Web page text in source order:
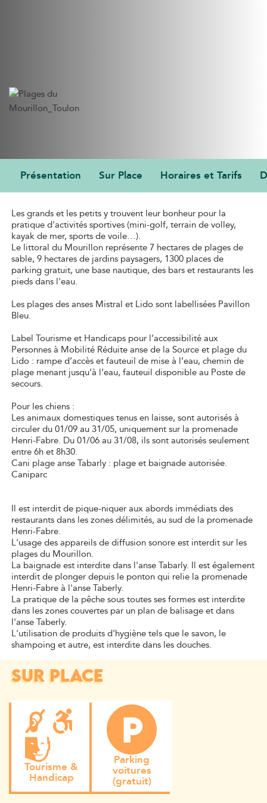
Présentation Sur Place Horaires et Tarifs
Les grands et les petits y trouvent leur bonheur pour la
pratique d'activités sportives (mini-golf, terrain de volley,
kayak de mer, sports de voile…).
Le littoral du Mourillon représente 7 hectares de plages de
sable, 9 hectares de jardins paysagers, 1300 places de
parking gratuit, une base nautique, des bars et restaurants les
pieds dans l'eau.
Les plages des anses Mistral et Lido sont labellisées Pavillon
Bleu.
Label Tourisme et Handicaps pour l’accessibilité aux
Personnes à Mobilité Réduite anse de la Source et plage du
Lido : rampe d’accès et fauteuil de mise à l’eau, chemin de
plage menant jusqu’à l’eau, fauteuil disponible au Poste de
secours.
Pour les chiens :
Les animaux domestiques tenus en laisse, sont autorisés à
circuler du 01/09 au 31/05, uniquement sur la promenade
Henri-Fabre. Du 01/06 au 31/08, ils sont autorisés seulement
entre 6h et 8h30.
Cani plage anse Tabarly : plage et baignade autorisée.
Caniparc
Il est interdit de pique-niquer aux abords immédiats des
restaurants dans les zones délimités, au sud de la promenade
Henri-Fabre.
L'usage des appareils de diffusion sonore est interdit sur les
plages du Mourillon.
La baignade est interdite dans l'anse Tabarly. Il est également
interdit de plonger depuis le ponton qui relie la promenade
Henri-Fabre à l'anse Taberly.
La pratique de la pêche sous toutes ses formes est interdite
dans les zones couvertes par un plan de balisage et dans
l'anse Taberly.
L'utilisation de produits d'hygiène tels que le savon, le
shampoing et autre, est interdite dans les douches.
SUR PLACE
Tourisme &
Handicap
Parking
voitures
(gratuit)